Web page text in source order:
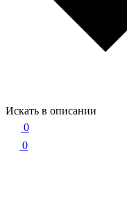
Искать в описании
0
0